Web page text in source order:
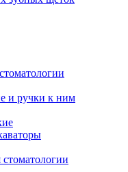
и ручки к ним